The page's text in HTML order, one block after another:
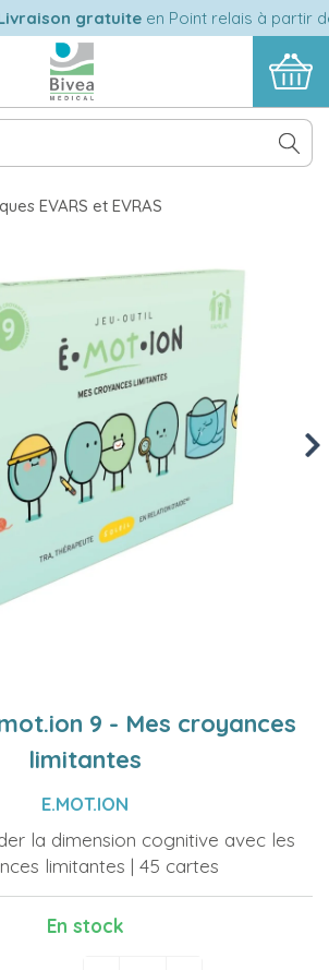
gratuiteen Point relais à partir de
EVARS et EVRAS
9 - Mes croyances
limitantes
E.MOT.ION
la dimension cognitive avec les
limitantes | 45 cartes
En stock